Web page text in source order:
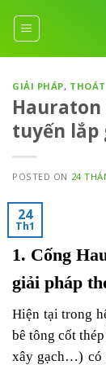
GIẢI PHÁP,
tuyến lắp
POSTED ON 24
24
Th1
1. Cống
giải pháp
Hiện tại trong
bê tông cốt
xây gạch…) có